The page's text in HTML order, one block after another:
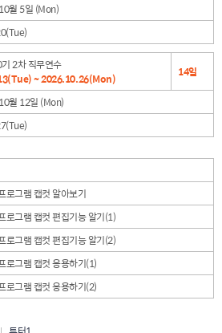
월 5일 (Mon)
2차 직무연수
~ 2026.10.26(Mon)
14일
월 12일 (Mon)
로그램 캡컷 알아보기
로그램 캡컷 편집기능 알기(1)
로그램 캡컷 편집기능 알기(2)
로그램 캡컷 응용하기(1)
로그램 캡컷 응용하기(2)